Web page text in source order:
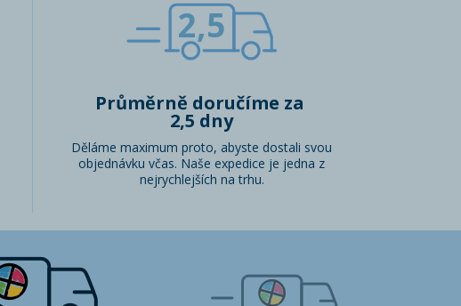
2,5
Průměrně doručíme za
2,5 dny
Děláme maximum proto, abyste dostali svou
objednávku včas. Naše expedice je jedna z
nejrychlejších na trhu.